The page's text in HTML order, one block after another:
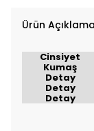
Ürün
Cinsiyet
Kumaş
Detay
Detay
Detay